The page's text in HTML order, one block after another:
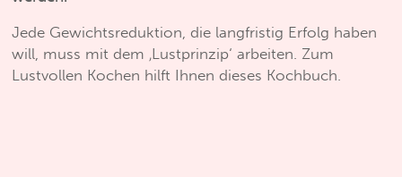
Jede Gewichtsreduktion, die langfristig Erfolg haben
will, muss mit dem ‚Lustprinzip‘ arbeiten. Zum
Lustvollen Kochen hilft Ihnen dieses Kochbuch.